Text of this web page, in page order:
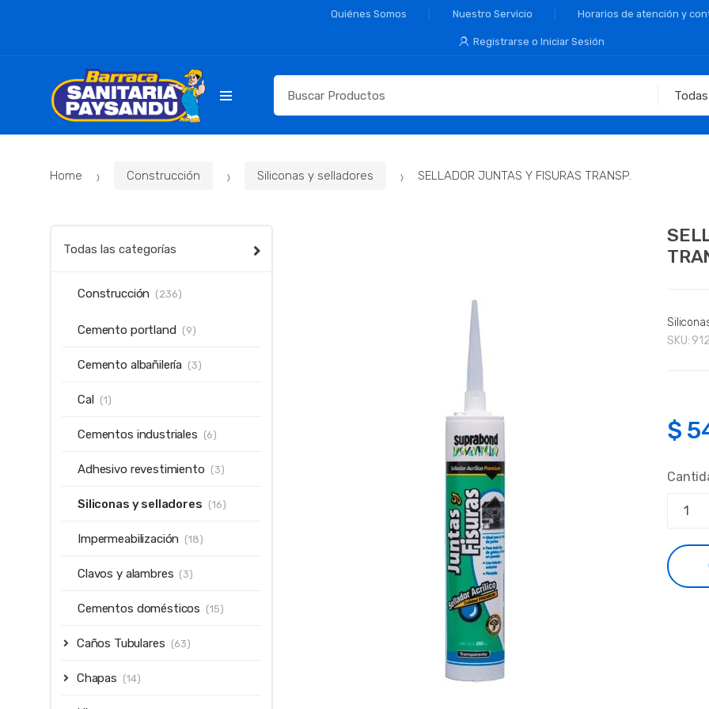
Quiénes Somos Nuestro Servicio Horarios de atención y
Registrarse o Iniciar Sesión
para:
Home Construcción Siliconas y selladores SELLADOR JUNTAS Y FISURAS TRANSP.
SKU:
$
Todas las categorías
Construcción (236)
Cemento portland (9)
Cemento albañilería (3)
Cal (1)
Cementos industriales (6)
Adhesivo revestimiento (3)
Siliconas y selladores (16)
Impermeabilización (18)
Clavos y alambres (3)
Cementos domésticos (15)
Caños Tubulares (63)
Chapas (14)